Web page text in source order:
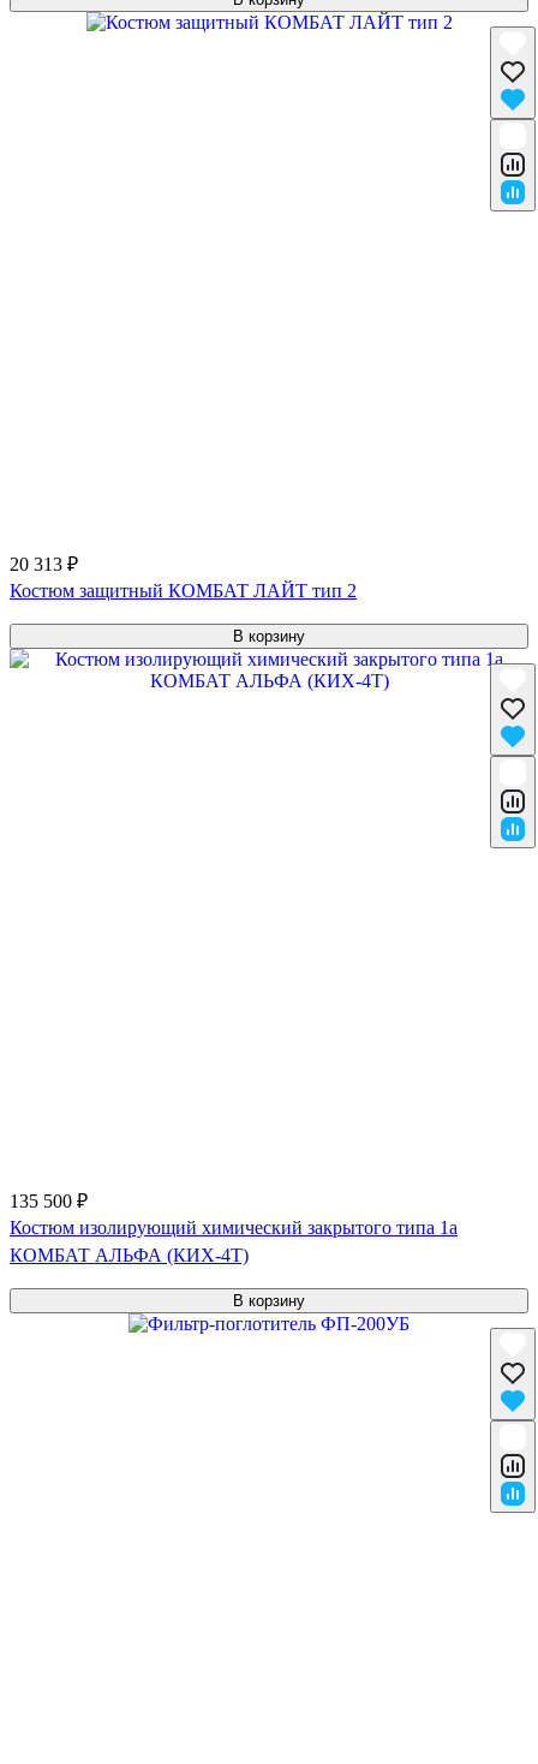
20 313 ₽
Костюм защитный КОМБАТ ЛАЙТ тип 2
В корзину
135 500 ₽
Костюм изолирующий химический закрытого типа 1a
КОМБАТ АЛЬФА (КИХ-4Т)
В корзину